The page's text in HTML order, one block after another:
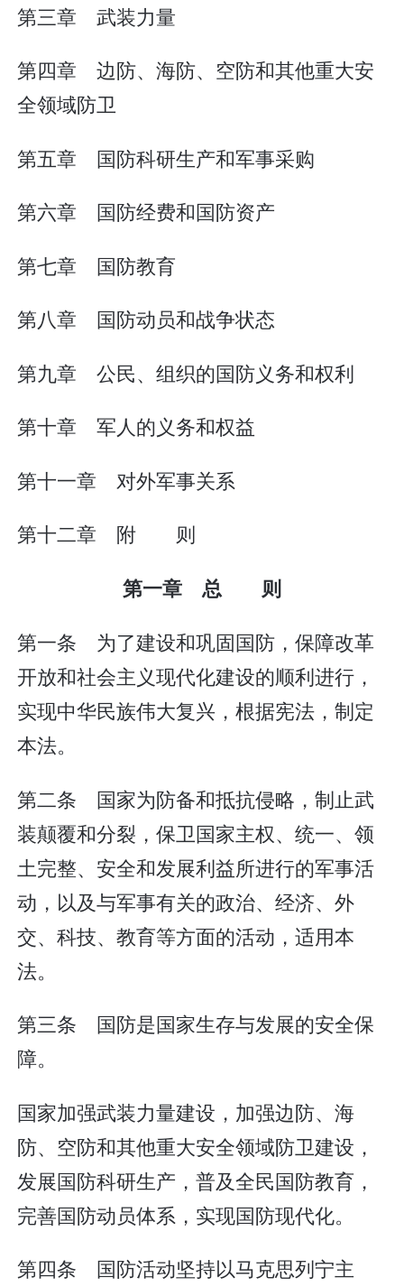
第三章 武装力量
第四章 边防、海防、空防和其他重大安
全领域防卫
第五章 国防科研生产和军事采购
第六章 国防经费和国防资产
第七章 国防教育
第八章 国防动员和战争状态
第九章 公民、组织的国防义务和权利
第十章 军人的义务和权益
第十一章 对外军事关系
第十二章 附 则
第一章 总 则
第一条 为了建设和巩固国防，保障改革
开放和社会主义现代化建设的顺利进行，
实现中华民族伟大复兴，根据宪法，制定
本法。
第二条 国家为防备和抵抗侵略，制止武
装颠覆和分裂，保卫国家主权、统一、领
土完整、安全和发展利益所进行的军事活
动，以及与军事有关的政治、经济、外
交、科技、教育等方面的活动，适用本
法。
第三条 国防是国家生存与发展的安全保
障。
国家加强武装力量建设，加强边防、海
防、空防和其他重大安全领域防卫建设，
发展国防科研生产，普及全民国防教育，
完善国防动员体系，实现国防现代化。
第四条 国防活动坚持以马克思列宁主